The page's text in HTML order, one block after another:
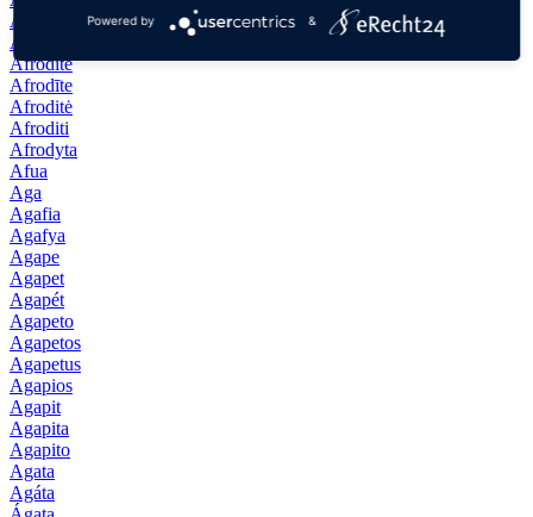
Afrodisio
Afrodita
Afrodite
Afrodīte
Afroditė
Afroditi
Afrodyta
Afua
Aga
Agafia
Agafya
Agape
Agapet
Agapét
Agapeto
Agapetos
Agapetus
Agapios
Agapit
Agapita
Agapito
Agata
Agáta
Powered by &